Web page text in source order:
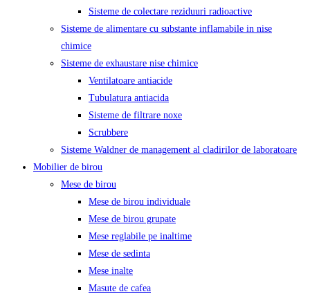
Sisteme de colectare reziduuri radioactive
Sisteme de alimentare cu substante inflamabile in nise
chimice
Sisteme de exhaustare nise chimice
Ventilatoare antiacide
Tubulatura antiacida
Sisteme de filtrare noxe
Scrubbere
Sisteme Waldner de management al cladirilor de laboratoare
Mobilier de birou
Mese de birou
Mese de birou individuale
Mese de birou grupate
Mese reglabile pe inaltime
Mese de sedinta
Mese inalte
Masute de cafea